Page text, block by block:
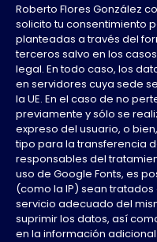
Roberto Flores González
solicito tu consentimiento
planteadas a través del
terceros salvo en los
legal. En todo caso, los
en servidores cuya sede
la UE. En el caso de no
previamente y sólo se
expreso del usuario, o
tipo para la transferencia
responsables del
uso de Google Fonts, es
(como la IP) sean
servicio adecuado del
suprimir los datos, así
en la información adicional.